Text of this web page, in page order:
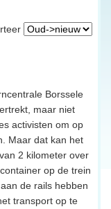
Borssele
maar niet
activisten om op
Maar dat kan het
2 kilometer over
op de trein
de rails hebben
transport op te